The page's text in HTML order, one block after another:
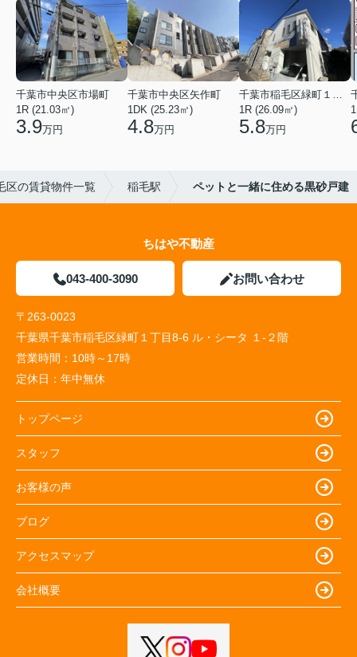
千葉市中央区市場町
1R (21.03㎡)
3.9万円
千葉市中央区矢作町
1DK (25.23㎡)
4.8万円
千葉市稲毛区緑町１丁目
1R (26.09㎡)
5.8万円
区の賃貸物件一覧 稲毛駅 ペットと一緒に住める黒砂戸建
ちはや不動産
043-400-3090 お問い合わせ
〒263-0023
千葉県千葉市稲毛区緑町１丁目8-6 ル・シータ １-２階
営業時間： 10時～17時
定休日： 年中無休
トップページ
スタッフ
お客様の声
ブログ
アクセスマップ
会社概要